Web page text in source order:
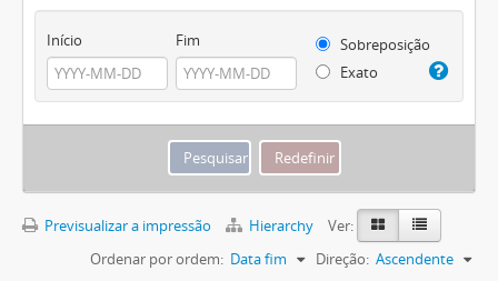
Início Fim
Sobreposição
Exato
Previsualizar a impressão Hierarchy
Ver:
Ordenar por ordem: Data fim Direção: Ascendente